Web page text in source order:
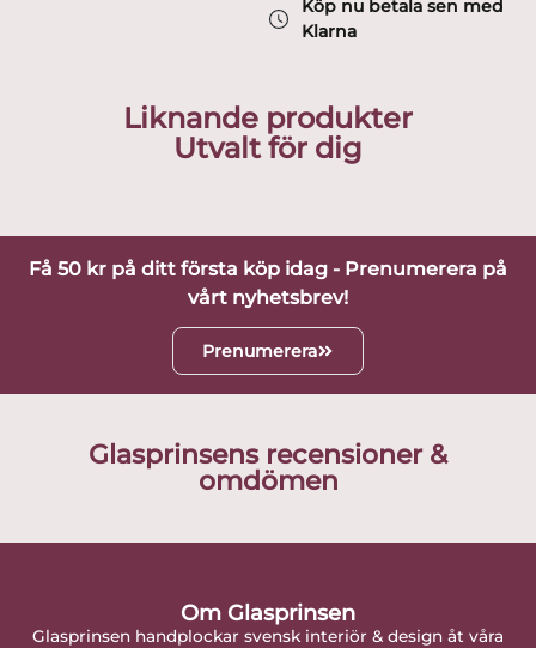
Köp nu betala sen med
Klarna
Liknande produkter
Utvalt för dig
Få 50 kr på ditt första köp idag - Prenumerera på
vårt nyhetsbrev!
Prenumerera
Glasprinsens recensioner &
omdömen
Om Glasprinsen
Glasprinsen handplockar svensk interiör & design åt våra